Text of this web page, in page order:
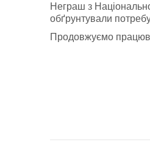
Неграш з
обґрунтували
Продовжуємо